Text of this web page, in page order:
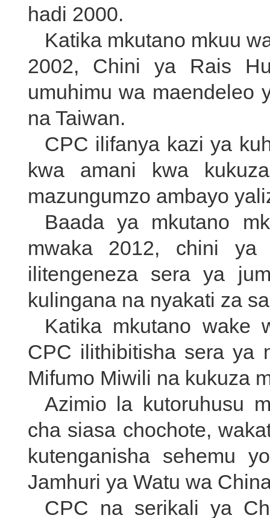
hadi 2000.
Katika mkutano mkuu
2002, Chini ya Rais
umuhimu wa maendeleo
na Taiwan.
CPC ilifanya kazi ya
kwa amani kwa
mazungumzo ambayo
Baada ya mkutano
mwaka 2012, chini
ilitengeneza sera ya
kulingana na nyakati za
Katika mkutano wake
CPC ilithibitisha sera ya
Mifumo Miwili na kukuza
Azimio la kutoruhusu
cha siasa chochote,
kutenganisha sehemu
Jamhuri ya Watu wa
CPC na serikali ya